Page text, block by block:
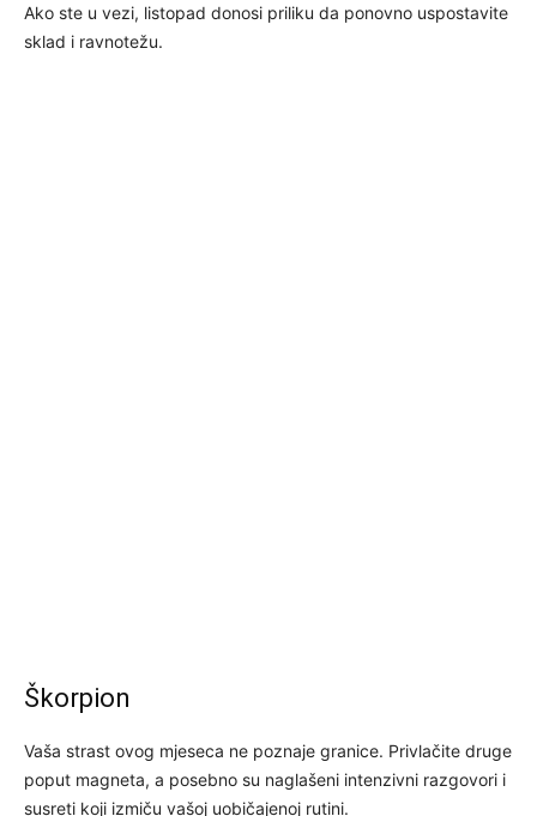
Ako ste u vezi, listopad donosi priliku da ponovno uspostavite
sklad i ravnotežu.
Škorpion
Vaša strast ovog mjeseca ne poznaje granice. Privlačite druge
poput magneta, a posebno su naglašeni intenzivni razgovori i
susreti koji izmiču vašoj uobičajenoj rutini.